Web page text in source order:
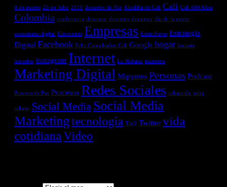
8 de marzo 25 de Julio 2015 Acuerdo de Paz Alcaldía de Cali Cali Cali 480 Años
Colombia conferencia descanso docentes domingo día de la mujer
ecosistema digital Elecciones Empresas Enter.Foros Estrategia
Digital Facebook Feliz Cumpleaños Cali Google hogar horario
horarios instagram Internet La Habana maestros
Marketing Digital Mipymes Personas Podcast
Proceso de Paz Procesos Redes Sociales relajación reloj
relojes Social Media Social Media
Marketingtecnología Tit@ Twitter vida
cotidianaVideo